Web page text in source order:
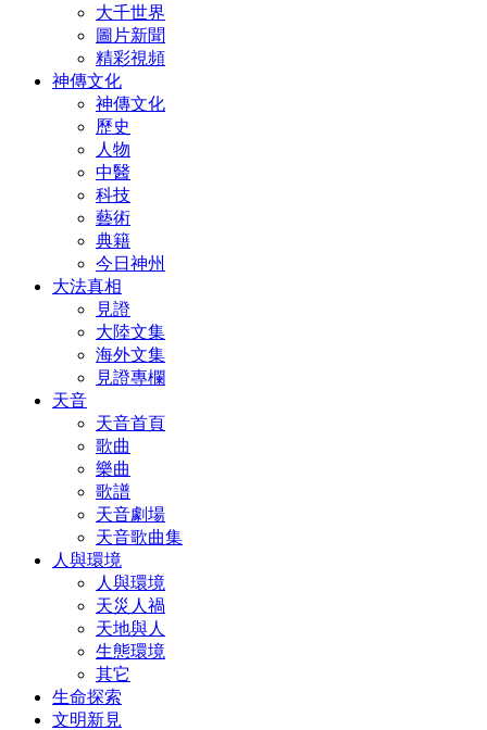
大千世界
圖片新聞
精彩視頻
神傳文化
神傳文化
歷史
人物
中醫
科技
藝術
典籍
今日神州
大法真相
見證
大陸文集
海外文集
見證專欄
天音
天音首頁
歌曲
樂曲
歌譜
天音劇場
天音歌曲集
人與環境
人與環境
天災人禍
天地與人
生態環境
其它
生命探索
文明新見